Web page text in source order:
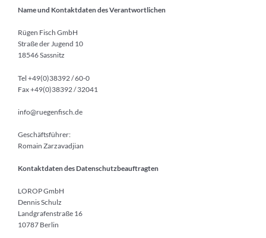
Name und Kontaktdaten des Verantwortlichen
Rügen Fisch GmbH
Straße der Jugend 10
18546 Sassnitz
Tel +49(0)38392 / 60-0
Fax +49(0)38392 / 32041
info@ruegenfisch.de
Geschäftsführer:
Romain Zarzavadjian
Kontaktdaten des Datenschutzbeauftragten
LOROP GmbH
Dennis Schulz
Landgrafenstraße 16
10787 Berlin